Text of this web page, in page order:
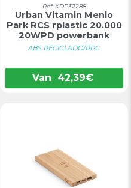
Ref: XDP32288
Urban Vitamin Menlo
Park RCS rplastic 20.000
20WPD powerbank
ABS RECICLADO/RPC
Van 42,39€